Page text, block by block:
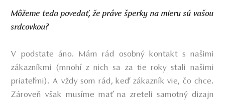
Môžeme teda povedať, že práve šperky na mieru sú vašou
srdcovkou?
V podstate áno. Mám rád osobný kontakt s našimi
zákazníkmi (mnohí z nich sa za tie roky stali našimi
priateľmi). A vždy som rád, keď zákazník vie, čo chce.
Zároveň však musíme mať na zreteli samotný dizajn